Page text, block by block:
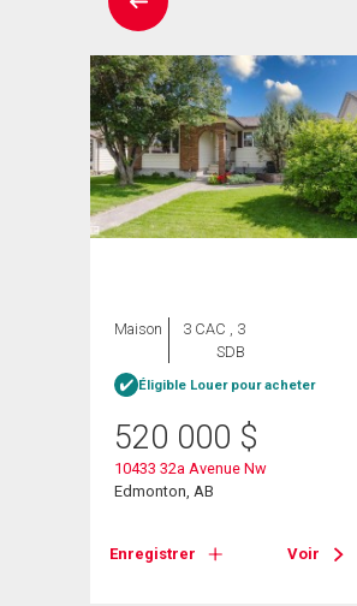
Maison
3 CAC , 3
SDB
Éligible Louer pour acheter
520 000 $
10433 32a Avenue Nw
Edmonton, AB
Enregistrer Voir